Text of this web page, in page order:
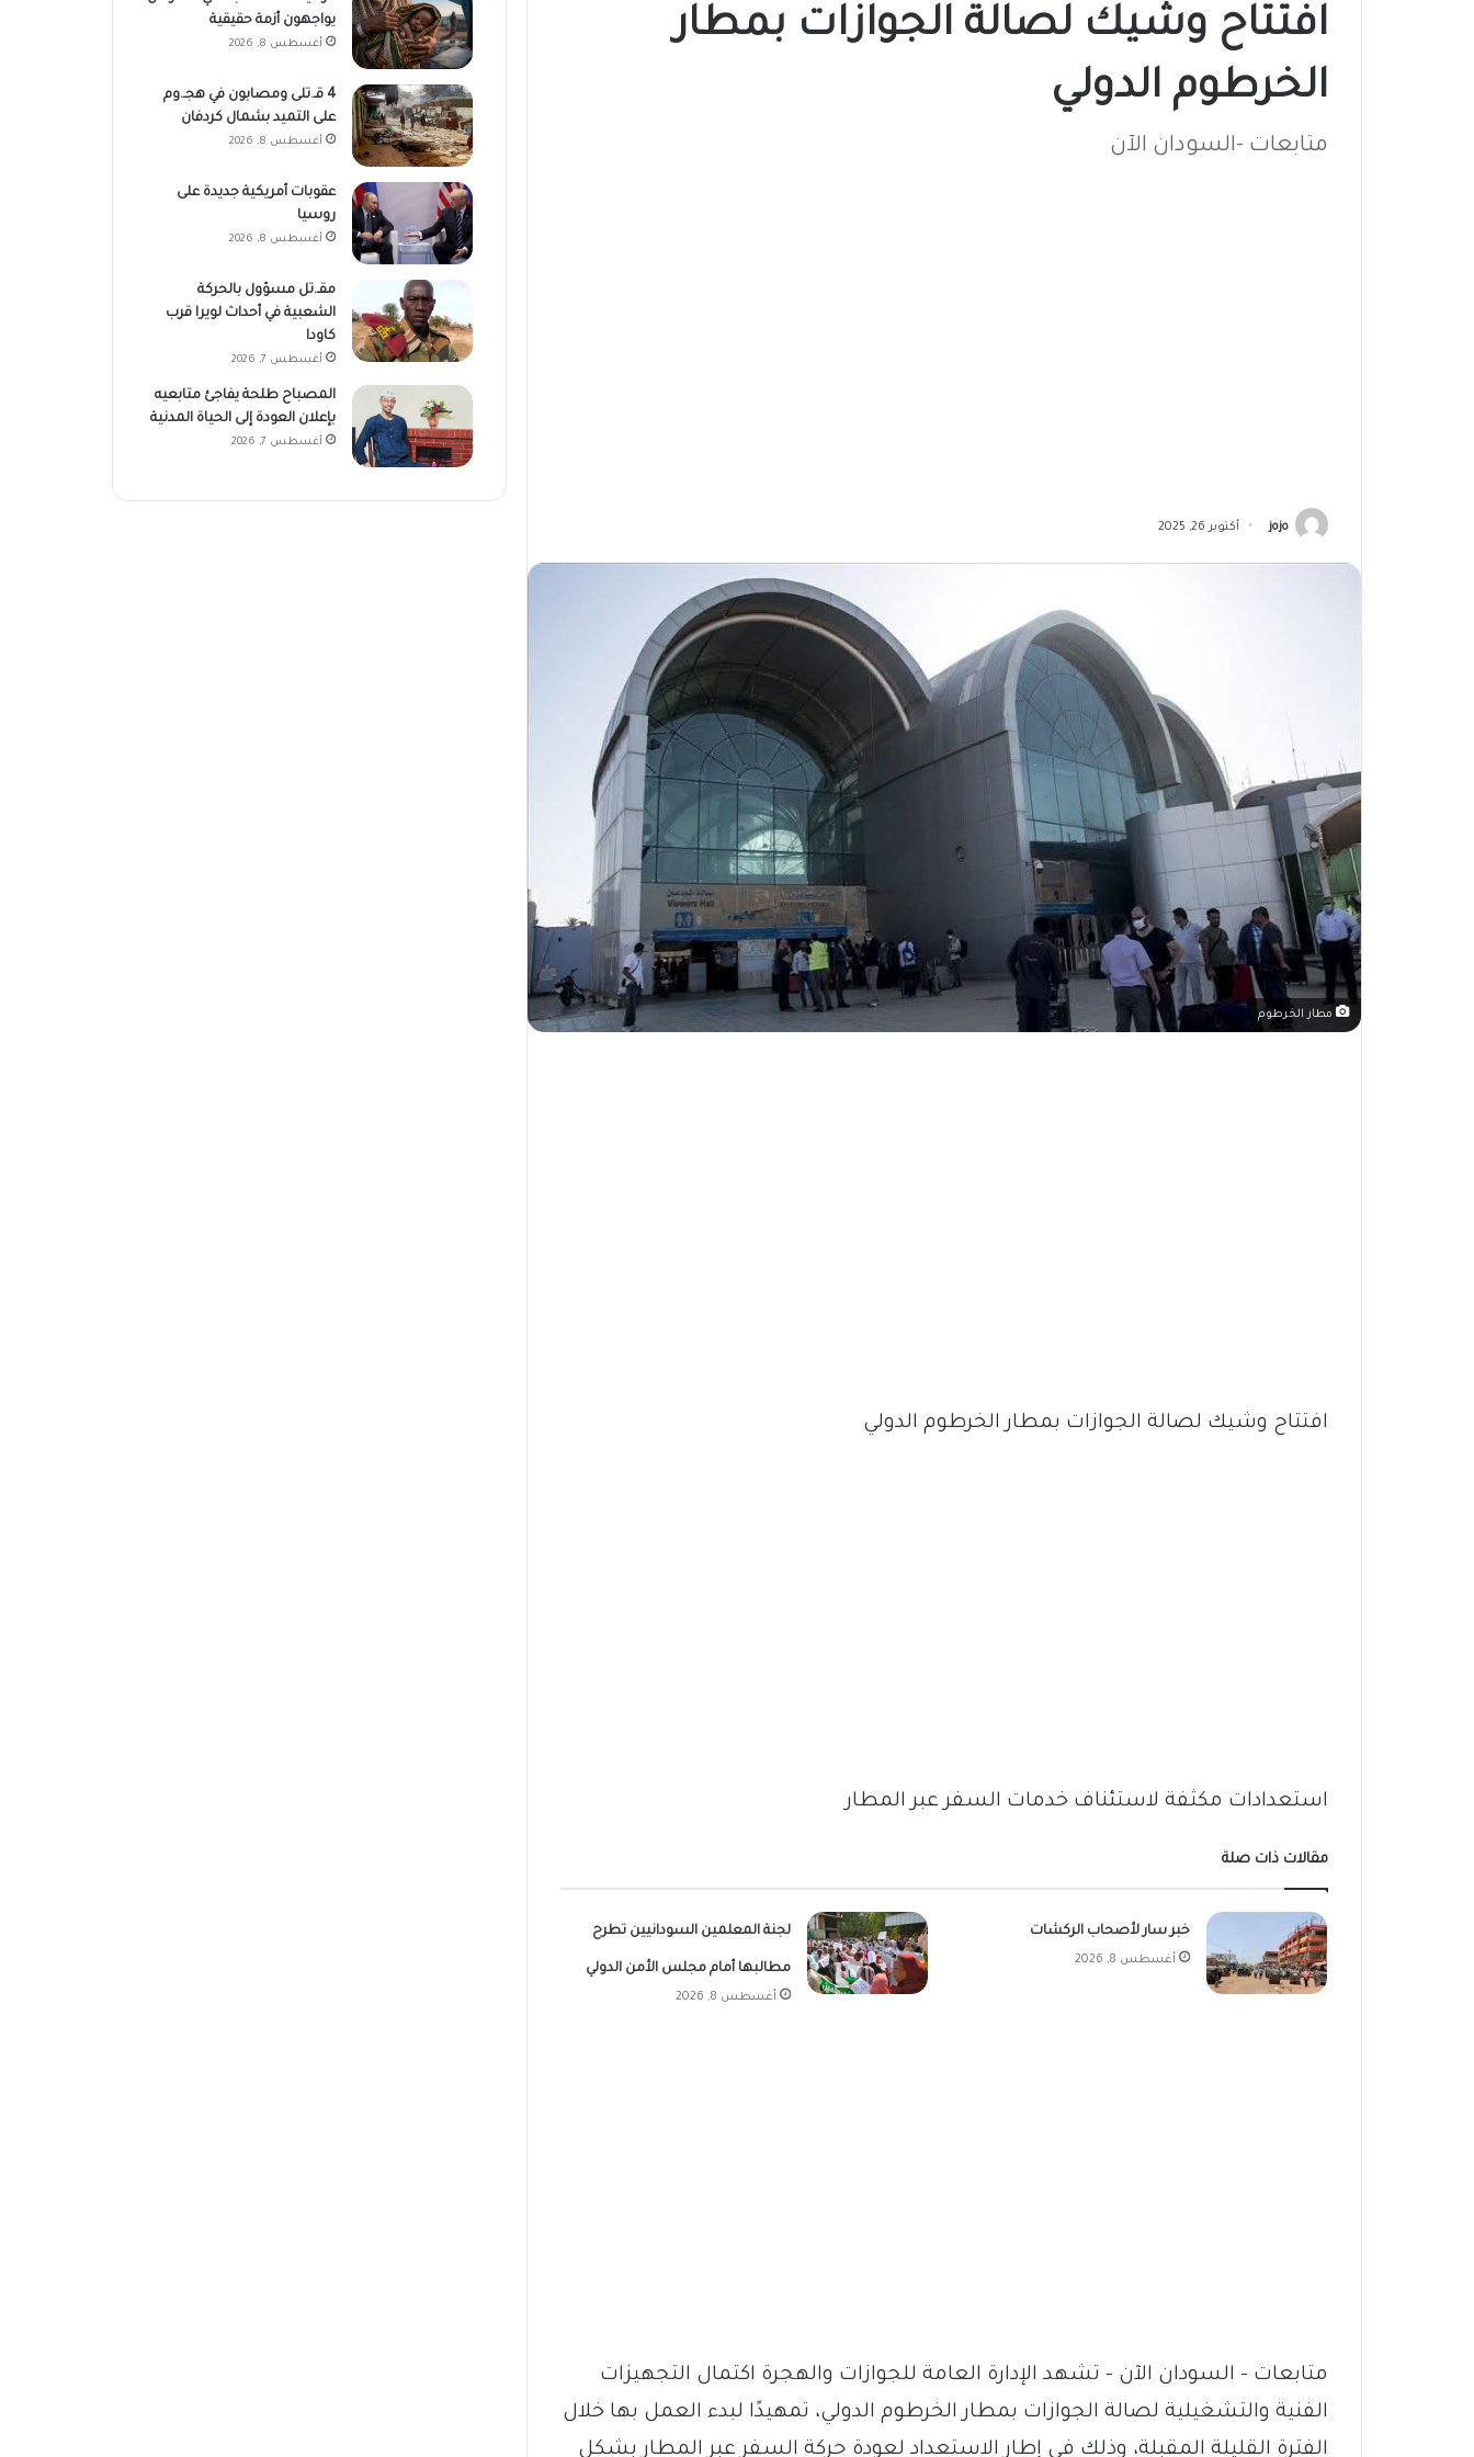
افتتاح وشيك لصالة الجوازات بمطار
الخرطوم الدولي
متابعات -السودان الآن
jojo أكتوبر 26, 2025
مطار الخرطوم
افتتاح وشيك لصالة الجوازات بمطار الخرطوم الدولي
استعدادات مكثفة لاستئناف خدمات السفر عبر المطار
مقالات ذات صلة
خبر سار لأصحاب الركشات
أغسطس 8, 2026
لجنة المعلمين السودانيين تطرح
مطالبها أمام مجلس الأمن الدولي
أغسطس 8, 2026
متابعات – السودان الآن – تشهد الإدارة العامة للجوازات والهجرة اكتمال التجهيزات
الفنية والتشغيلية لصالة الجوازات بمطار الخرطوم الدولي، تمهيدًا لبدء العمل بها خلال
الفترة القليلة المقبلة، وذلك في إطار الاستعداد لعودة حركة السفر عبر المطار بشكل
يواجهون أزمة حقيقية
أغسطس 8, 2026
4 قـ.تلى ومصابون في هجـ.وم
على التميد بشمال كردفان
أغسطس 8, 2026
عقوبات أمريكية جديدة على
روسيا
أغسطس 8, 2026
مقـ.تل مسؤول بالحركة
الشعبية في أحداث لويرا قرب
كاودا
أغسطس 7, 2026
المصباح طلحة يفاجئ متابعيه
بإعلان العودة إلى الحياة المدنية
أغسطس 7, 2026